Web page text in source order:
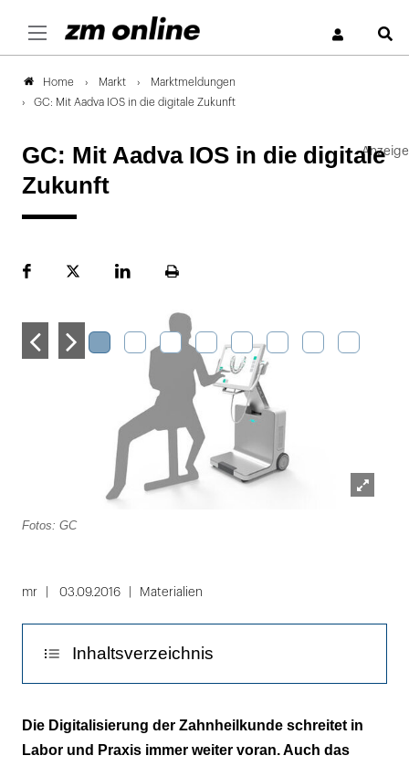
Home Markt
Marktmeldungen
GC: Mit Aadva IOS in die digitale Zukunft
GC: Mit Aadva IOS in die digitale
Zukunft
FacebookPlattformLinekdInSeite
Fotos: GC
1mr 03.09.2016 Materialien
Inhaltsverzeichnis
GC - 95 Jahre globale Zahngesundheit in
2016
Die Digitalisierung der Zahnheilkunde schreitet in
Labor und Praxis immer weiter voran. Auch das